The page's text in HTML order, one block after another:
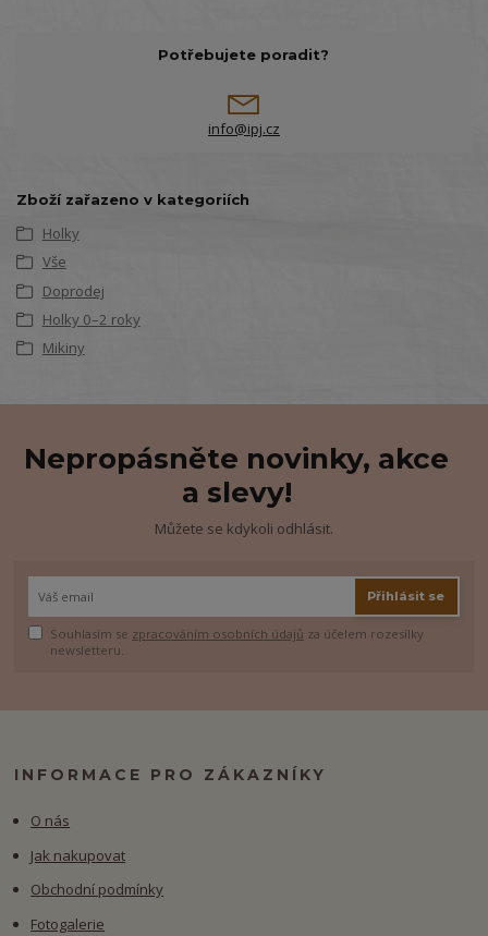
Potřebujete poradit?
info@ipj.cz
Zboží zařazeno v kategoriích
Holky
Vše
Doprodej
Holky 0–2 roky
Mikiny
Nepropásněte novinky, akce
a slevy!
Můžete se kdykoli odhlásit.
Přihlásit se
Souhlasím se zpracováním osobních údajů za účelem rozesílky
newsletteru.
INFORMACE PRO ZÁKAZNÍKY
O nás
Jak nakupovat
Obchodní podmínky
Fotogalerie